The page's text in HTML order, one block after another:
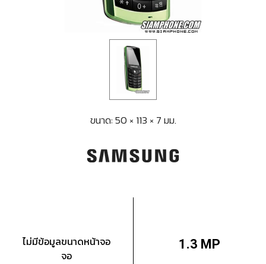
ขนาด: 50 × 113 × 7 มม.
ไม่มีข้อมูลขนาดหน้าจอ
จอ
1.3 MP